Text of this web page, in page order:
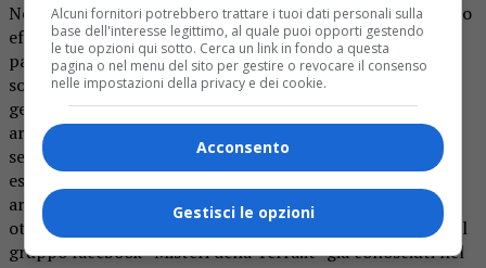
Nei giorni scorsi i componenti di alcune associazioni hanno
effettuato una visita, ovviamente autorizzata, presso il
parco militare di Lenta dove nel corso degli anni passati
sono stati radunati i veicoli corazzati di vecchia
generazione appartenenti all’Esercito Italiano (carri
armati Leopard 1 A2, veicoli corazzati M 113 e derivati,
semoventi d’artiglieria M 109, carri recupero, ecc. ecc) ed
esemplari più anziani di mezzi ancora in servizio (carri
armati Ariete, blindo Centauro). Tra coloro che hanno
ottenuto il permesso per la visita ci sono i componenti del
gruppo facebook “Misteri della Terra.it” già conosciuti nel
Alcuni fornitori potrebbero trattare i tuoi dati personali sulla
base dell'interesse legittimo, al quale puoi opporti gestendo
le tue opzioni qui sotto. Cerca un link in fondo a questa
pagina o nel menu del sito per gestire o revocare il consenso
nelle impostazioni della privacy e dei cookie.
Acconsento
Gestisci le opzioni